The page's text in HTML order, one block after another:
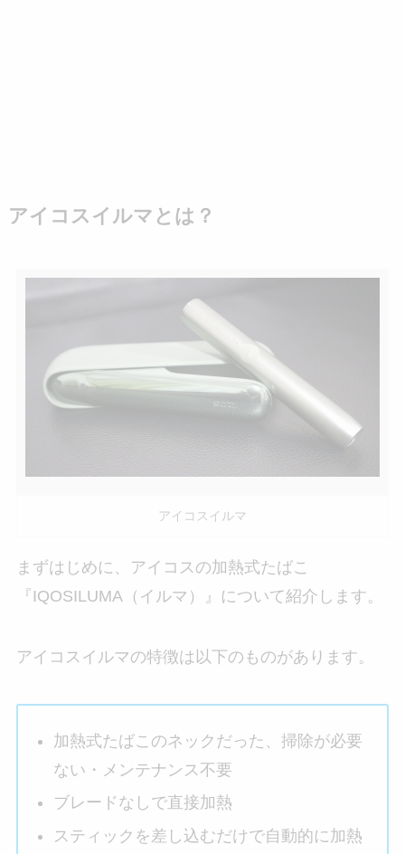
アイコスイルマとは？
アイコスイルマ
まずはじめに、アイコスの加熱式たばこ
『IQOSILUMA（イルマ）』について紹介します。
アイコスイルマの特徴は以下のものがあります。
加熱式たばこのネックだった、掃除が必要
ない・メンテナンス不要
ブレードなしで直接加熱
スティックを差し込むだけで自動的に加熱